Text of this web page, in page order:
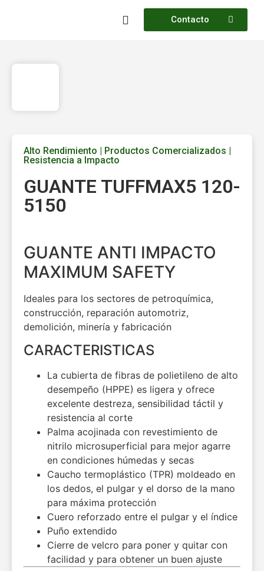
Contacto
Alto Rendimiento | Productos Comercializados |
Resistencia a Impacto
GUANTE TUFFMAX5 120-
5150
GUANTE ANTI IMPACTO
MAXIMUM SAFETY
Ideales para los sectores de petroquímica,
construcción, reparación automotriz,
demolición, minería y fabricación
CARACTERISTICAS
La cubierta de fibras de polietileno de alto
desempeño (HPPE) es ligera y ofrece
excelente destreza, sensibilidad táctil y
resistencia al corte
Palma acojinada con revestimiento de
nitrilo microsuperficial para mejor agarre
en condiciones húmedas y secas
Caucho termoplástico (TPR) moldeado en
los dedos, el pulgar y el dorso de la mano
para máxima protección
Cuero reforzado entre el pulgar y el índice
Puño extendido
Cierre de velcro para poner y quitar con
facilidad y para obtener un buen ajuste